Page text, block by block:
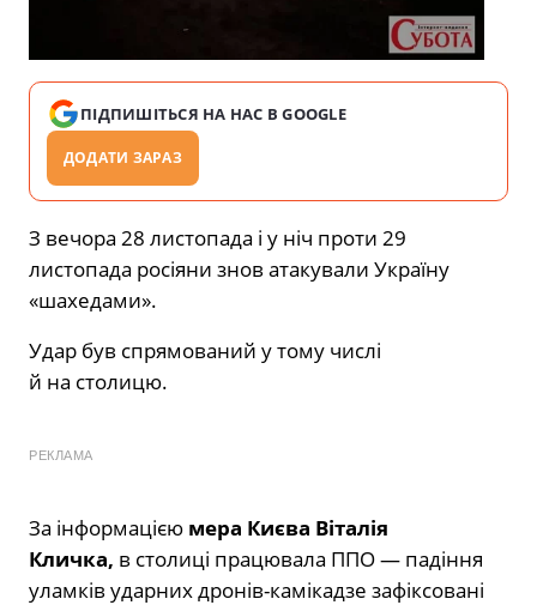
ПІДПИШІТЬСЯ НА НАС В GOOGLE
ДОДАТИ ЗАРАЗ
З вечора 28 листопада і у ніч проти 29
листопада росіяни знов атакували Україну
«шахедами».
Удар був спрямований у тому числі
й на столицю.
РЕКЛАМА
За інформацією мера Києва Віталія
Кличка, в столиці працювала ППО — падіння
уламків ударних дронів-камікадзе зафіксовані